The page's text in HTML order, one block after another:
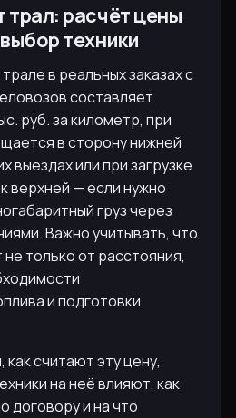
трал: расчёт цены
техники
в реальных заказах с
составляет
руб. за километр, при
в сторону нижней
выездах или при загрузке
верхней — если нужно
груз через
Важно учитывать, что
только от расстояния,
и подготовки
считают эту цену,
на неё влияют, как
договору и на что